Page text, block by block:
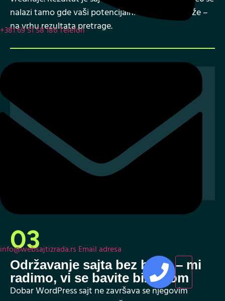
03
objavljivanjem – tek tada počinje prava briga o
njegovoj pouzdanosti. Redovna ažuriranja,
sigurnosne provere i optimizacija brzine nisu luksuz,
već preduslov za stabilno i profesionalno online
prisustvo. Dok vi razvijate svoj biznis, mi se staramo
da vaš sajt bude uvek funkcionalan, zaštićen i
usklađen sa najnovijim digitalnim standardima. Bez
koje radi u pozadini, a
+381 69 51 58 186Telefon
info@websajtizrada.rs Email adresa